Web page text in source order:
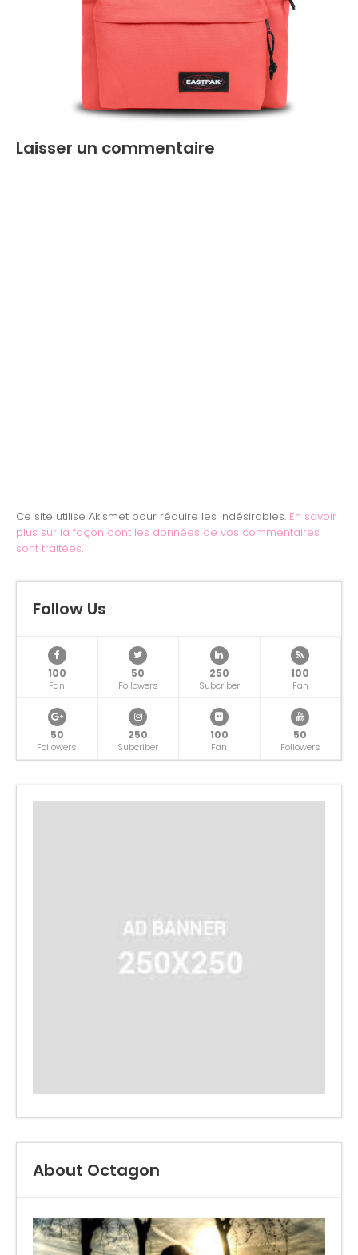
Laisser un commentaire
Ce site utilise Akismet pour réduire les indésirables. En savoir
plus sur la façon dont les données de vos commentaires
sont traitées.
Follow Us
100
Fan
50
Followers
250
Subcriber
100
Fan
50
Followers
250
Subcriber
100
Fan
50
Followers
About Octagon